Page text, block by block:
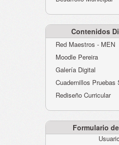
Contenidos
Red Maestros - MEN
Moodle Pereira
Galería Digital
Cuadernillos Pruebas
Rediseño Curricular
Formulario